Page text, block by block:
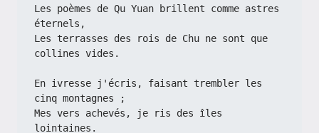
Les poèmes de Qu Yuan brillent comme astres
éternels,
Les terrasses des rois de Chu ne sont que
collines vides.
En ivresse j'écris, faisant trembler les
cinq montagnes ;
Mes vers achevés, je ris des îles
lointaines.